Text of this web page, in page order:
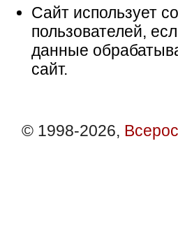
Сайт использует
пользователей,
данные
сайт.
© 1998-2026,